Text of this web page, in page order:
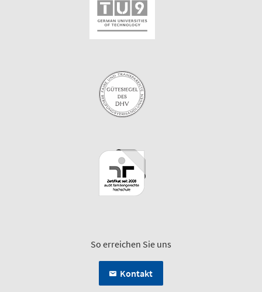
So erreichen Sie uns
Kontakt